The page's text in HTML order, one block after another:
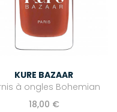
KURE BAZAAR
à ongles Bohemian
18,00 €